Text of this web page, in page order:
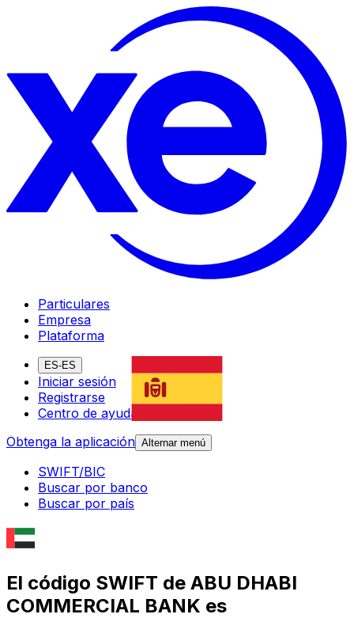
Particulares
Empresa
Plataforma
ES-ES
Iniciar sesión
Registrarse
Centro de ayuda
Obtenga la aplicación Alternar menú
SWIFT/BIC
Buscar por banco
Buscar por país
El código SWIFT de ABU DHABI
COMMERCIAL BANK es